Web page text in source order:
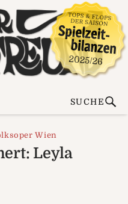
SUCHE
Wien
Leyla